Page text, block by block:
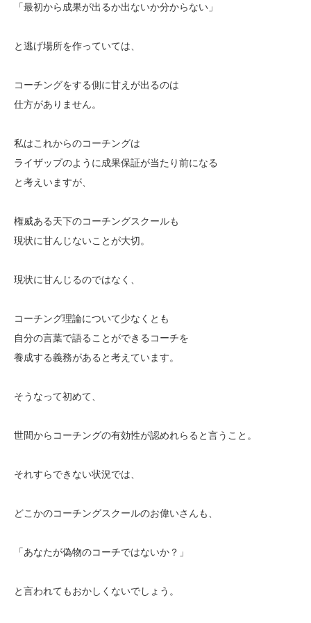
「最初から成果が出るか出ないか分からない」
と逃げ場所を作っていては、
コーチングをする側に甘えが出るのは
仕方がありません。
私はこれからのコーチングは
ライザップのように成果保証が当たり前になる
と考えいますが、
権威ある天下のコーチングスクールも
現状に甘んじないことが大切。
現状に甘んじるのではなく、
コーチング理論について少なくとも
自分の言葉で語ることができるコーチを
養成する義務があると考えています。
そうなって初めて、
世間からコーチングの有効性が認めれらると言うこと。
それすらできない状況では、
どこかのコーチングスクールのお偉いさんも、
「あなたが偽物のコーチではないか？」
と言われてもおかしくないでしょう。